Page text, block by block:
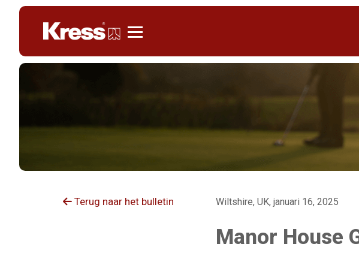
Terug naar het bulletin Wiltshire, UK, januari 16, 2025
Manor House